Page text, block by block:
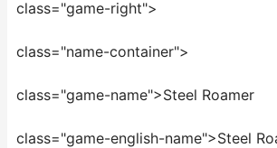
class="game-right">
class="name-container">
class="game-name">Steel Roamer
class="game-english-name">Steel